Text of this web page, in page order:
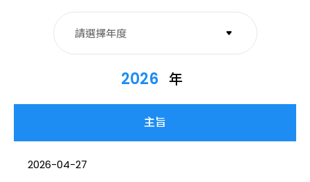
2026 年
請選擇年度
2025
2024
2026-04-27